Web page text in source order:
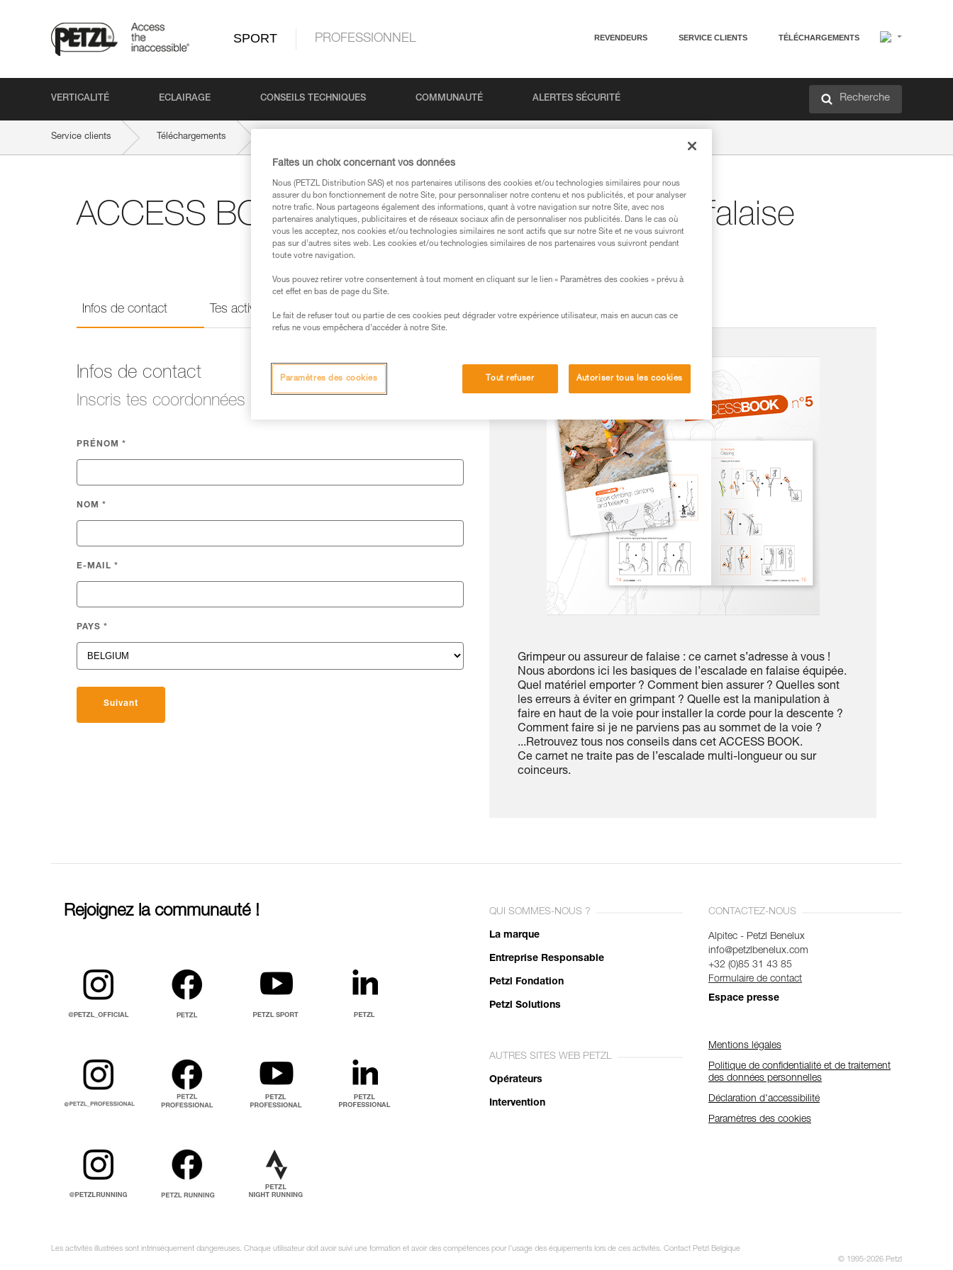
SPORT PROFESSIONNEL REVENDEURS SERVICE CLIENTS TÉLÉCHARGEMENTS
VERTICALITÉ ECLAIRAGE CONSEILS TECHNIQUES COMMUNAUTÉ ALERTES SÉCURITÉ Recherche
Service clients Téléchargements
ACCESS BOOK n°5 : Assurer et grimper en falaise
Infos de contact Tes activités Langue
Infos de contact
Inscris tes coordonnées
PRÉNOM *
NOM *
E-MAIL *
PAYS *
Suivant
Grimpeur ou assureur de falaise : ce carnet s’adresse à vous !
Nous abordons ici les basiques de l’escalade en falaise équipée.
Quel matériel emporter ? Comment bien assurer ? Quelles sont
les erreurs à éviter en grimpant ? Quelle est la manipulation à
faire en haut de la voie pour installer la corde pour la descente ?
Comment faire si je ne parviens pas au sommet de la voie ?
...Retrouvez tous nos conseils dans cet ACCESS BOOK.
Ce carnet ne traite pas de l’escalade multi-longueur ou sur
coinceurs.
Rejoignez la communauté ! QUI SOMMES-NOUS ?
La marque
Entreprise Responsable
Petzl Fondation
Petzl Solutions
AUTRES SITES WEB PETZL
Opérateurs
Intervention
CONTACTEZ-NOUS
Alpitec - Petzl Benelux
info@petzlbenelux.com
+32 (0)85 31 43 85
Formulaire de contact
Espace presse
Mentions légales
Politique de confidentialité et de traitement
des données personnelles
Déclaration d'accessibilité
Paramètres des cookies
Les activités illustrées sont intrinsèquement dangereuses. Chaque utilisateur doit avoir suivi une formation et avoir des compétences pour l’usage des équipements lors de ces activités. Contact Petzl Belgique
© 1995-2026 Petzl
Faites un choix concernant vos données
Nous (PETZL Distribution SAS) et nos partenaires utilisons des cookies et/ou technologies similaires pour nous
assurer du bon fonctionnement de notre Site, pour personnaliser notre contenu et nos publicités, et pour analyser
notre trafic. Nous partageons également des informations, quant à votre navigation sur notre Site, avec nos
partenaires analytiques, publicitaires et de réseaux sociaux afin de personnaliser nos publicités. Dans le cas où
vous les acceptez, nos cookies et/ou technologies similaires ne sont actifs que sur notre Site et ne vous suivront
pas sur d’autres sites web. Les cookies et/ou technologies similaires de nos partenaires vous suivront pendant
toute votre navigation.
Vous pouvez retirer votre consentement à tout moment en cliquant sur le lien « Paramètres des cookies » prévu à
cet effet en bas de page du Site.
Le fait de refuser tout ou partie de ces cookies peut dégrader votre expérience utilisateur, mais en aucun cas ce
refus ne vous empêchera d’accéder à notre Site.
Tout refuser Autoriser tous les cookies
Paramètres des cookies